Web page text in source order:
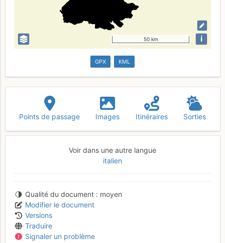
50 km i
GPX KML
Points de passage Images Itinéraires Sorties
Voir dans une autre langue
italien
Qualité du document
moyen
Modifier le document
Versions
Traduire
Signaler un problème